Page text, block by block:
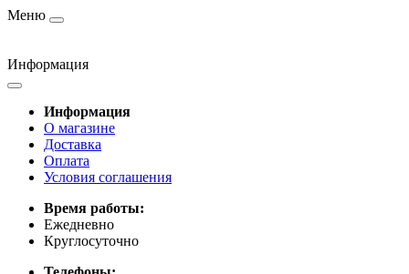
Меню
Информация
Информация
О магазине
Доставка
Оплата
Условия соглашения
Время работы:
Ежедневно
Круглосуточно